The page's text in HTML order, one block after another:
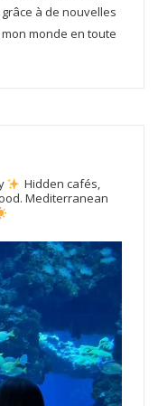
à de nouvelles
monde en toute
Hidden cafés,
Mediterranean